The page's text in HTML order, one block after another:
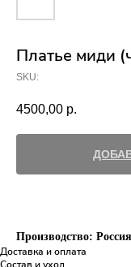
Платье миди
SKU:
4500,00 р.
Производство:
Доставка и оплата
Состав и уход